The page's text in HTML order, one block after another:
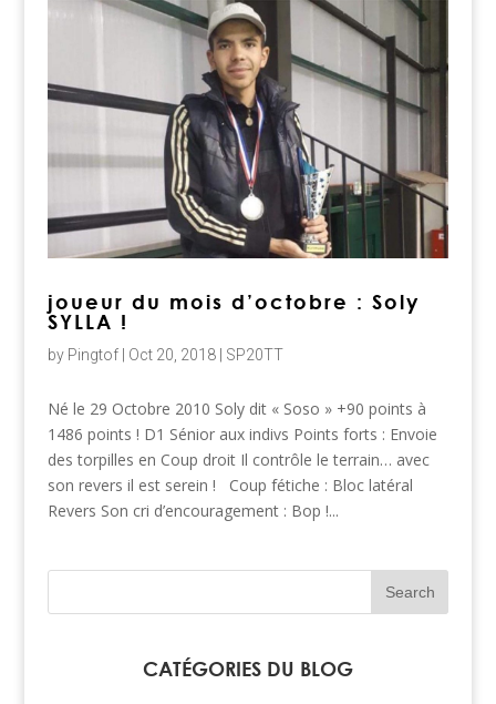
joueur du mois d’octobre : Soly
SYLLA !
by Pingtof| Oct 20, 2018| SP20TT
Né le 29 Octobre 2010 Soly dit « Soso » +90 points à
1486 points ! D1 Sénior aux indivs Points forts : Envoie
des torpilles en Coup droit Il contrôle le terrain… avec
son revers il est serein ! Coup fétiche : Bloc latéral
Revers Son cri d’encouragement : Bop !...
CATÉGORIES DU BLOG